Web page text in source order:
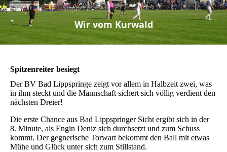
.
Wir vom Kurwald
Spitzenreiter besiegt
Der BV Bad Lippspringe zeigt vor allem in Halbzeit zwei, was
in ihm steckt und die Mannschaft sichert sich völlig verdient den
nächsten Dreier!
Die erste Chance aus Bad Lippspringer Sicht ergibt sich in der
8. Minute, als Engin Deniz sich durchsetzt und zum Schuss
kommt. Der gegnerische Torwart bekommt den Ball mit etwas
Mühe und Glück unter sich zum Stillstand.